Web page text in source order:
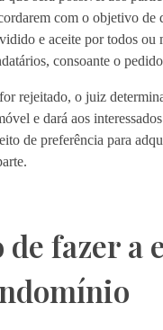
com o objetivo de
e aceite por todos ou
consoante o
rejeitado, o juiz
e dará aos
de preferência para
de fazer a